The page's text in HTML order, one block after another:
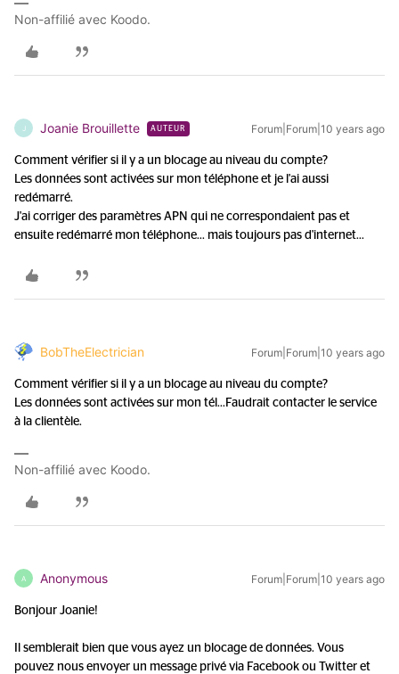
Non-affilié avec Koodo.
J Joanie Brouillette AUTEUR Forum|Forum|10 years ago
Comment vérifier si il y a un blocage au niveau du compte?
Les données sont activées sur mon téléphone et je l'ai aussi
redémarré.
J'ai corriger des paramètres APN qui ne correspondaient pas et
ensuite redémarré mon téléphone... mais toujours pas d'internet...
BobTheElectrician Forum|Forum|10 years ago
Comment vérifier si il y a un blocage au niveau du compte?
Les données sont activées sur mon tél...Faudrait contacter le service
à la clientèle.
Non-affilié avec Koodo.
A Anonymous Forum|Forum|10 years ago
Bonjour Joanie!
Il semblerait bien que vous ayez un blocage de données. Vous
pouvez nous envoyer un message privé via Facebook ou Twitter et